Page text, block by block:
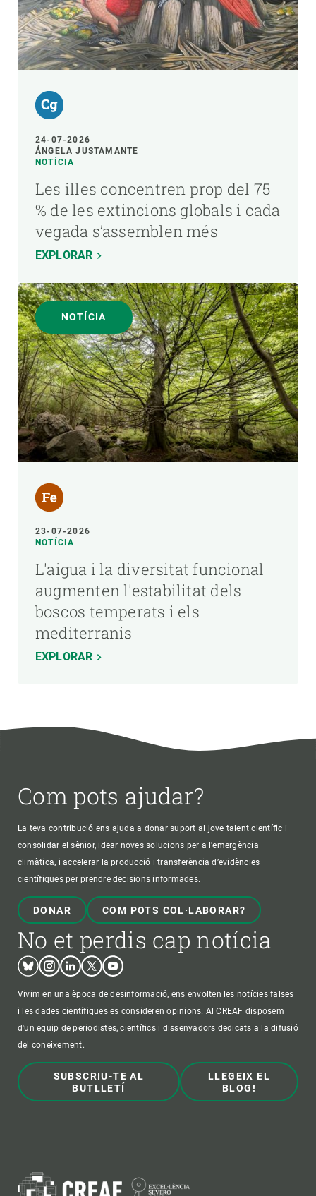
24-07-2026
ÁNGELA JUSTAMANTE
NOTÍCIA
Les illes concentren prop del 75
% de les extincions globals i cada
vegada s’assemblen més
EXPLORAR
NOTÍCIA
23-07-2026
NOTÍCIA
L'aigua i la diversitat funcional
augmenten l'estabilitat dels
boscos temperats i els
mediterranis
EXPLORAR
Com pots ajudar?
La teva contribució ens ajuda a donar suport al jove talent científic i
consolidar el sènior, idear noves solucions per a l'emergència
climàtica, i accelerar la producció i transferència d’evidències
científiques per prendre decisions informades.
DONAR COM POTS COL·LABORAR?
No et perdis cap notícia
BlueskyInstagram
LinkedinTwitterYoutube
Vivim en una època de desinformació, ens envolten les notícies falses
i les dades científiques es consideren opinions. Al CREAF disposem
d'un equip de periodistes, científics i dissenyadors dedicats a la difusió
del coneixement.
SUBSCRIU-TE AL
BUTLLETÍ
LLEGEIX EL
BLOG!